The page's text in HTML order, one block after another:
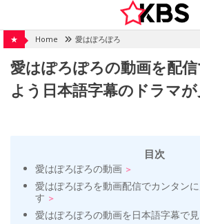
content
★ Home 愛はぽろぽろ
愛はぽろぽろの動画を配
よう日本語字幕のドラマ
目次
愛はぽろぽろの動画
愛はぽろぽろを動画配信でカンタン
す
愛はぽろぽろの動画を日本語字幕で